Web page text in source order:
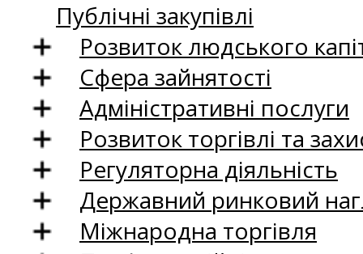
Публічні закупівлі
Розвиток людського
Сфера зайнятості
Адміністративні послуги
Розвиток торгівлі та
Регуляторна діяльність
Державний ринковий
Міжнародна торгівля